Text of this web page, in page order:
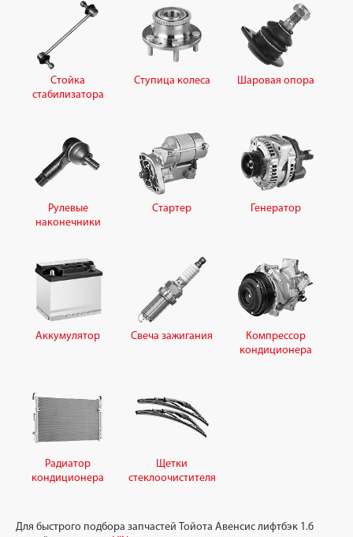
Стойка
стабилизатора
Ступица колеса Шаровая опора
Рулевые
наконечники
Стартер Генератор
Аккумулятор Свеча зажигания
Компрессор
кондиционера
Радиатор
кондиционера
Щетки
стеклоочистителя
Для быстрого подбора запчастей Тойота Авенсис лифтбэк 1.6